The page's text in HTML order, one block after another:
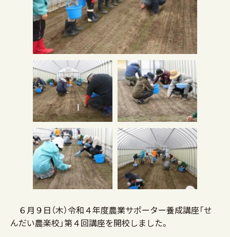
６月９日（木）令和４年度農業サポーター養成講座「せ
んだい農楽校」第４回講座を開校しました。